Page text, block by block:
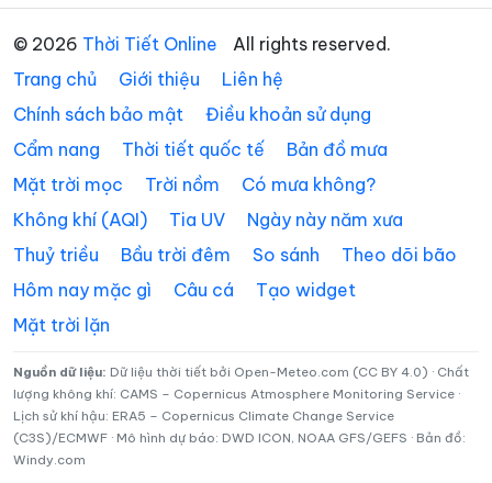
Xã Đăk Plô Xã Đăk Pxi
Xã Đăk Rơ Wa Xã Đăk Rve
Xã Đăk Sao Xã Đăk Tô
Xã Đặng Thùy Trâm Xã Đình Cương
Xã Đông Sơn Xã Đông Trà Bồng
Xã Dục Nông Xã Ia Chim
Xã Khánh Cường Xã Kon Braih
Xã Kon Đào Xã Kon Plông
© 2026 Thời Tiết Online
All rights reserved.
Trang chủ
Giới thiệu
Liên hệ
Chính sách bảo mật
Điều khoản sử dụng
Cẩm nang
Thời tiết quốc tế
Bản đồ mưa
Mặt trời mọc
Trời nồm
Có mưa không?
Không khí (AQI)
Tia UV
Ngày này năm xưa
Thuỷ triều
Bầu trời đêm So sánh
Theo dõi bão
Hôm nay mặc gì
Câu cá
Tạo widget
Mặt trời lặn
Nguồn dữ liệu: Dữ liệu thời tiết bởi Open-Meteo.com (CC BY 4.0) · Chất
lượng không khí: CAMS – Copernicus Atmosphere Monitoring Service ·
Lịch sử khí hậu: ERA5 – Copernicus Climate Change Service
(C3S)/ECMWF · Mô hình dự báo: DWD ICON, NOAA GFS/GEFS · Bản đồ:
Windy.com